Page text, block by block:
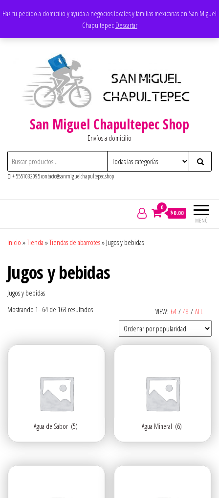
alHaz tu pedido a domicilio y ayuda a negocios locales y familias mexicanas en San Miguel
Chapultepec Descartar
San Miguel Chapultepec Shop
Envíos a domicilio
+ 5551032095 contacto@sanmiguelchapultepec.shop
MENÚ
0
$0.00
Inicio »Tienda »Tiendas de abarrotes» Jugos y bebidas
Jugos y bebidas
Jugos y bebidas
VIEW: 64 / 48 / ALL
Mostrando 1–64 de 163 resultadosOrdenado
Agua de Sabor (5) Agua Mineral (6)